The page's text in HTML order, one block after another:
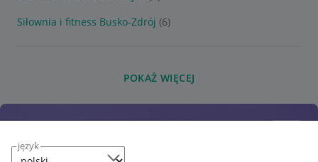
język
Siłownia i fitness Busko-Zdrój (6)
POKAŻ WIĘCEJ